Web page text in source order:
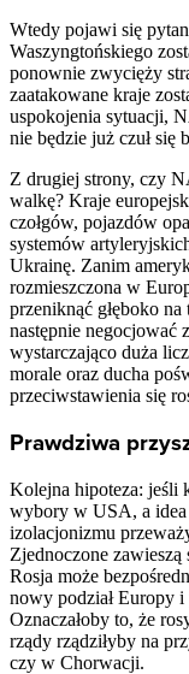
Wtedy pojawi się
Waszyngtońskiego
ponownie zwycięży
zaatakowane kraje
uspokojenia sytuacji,
nie będzie już czuł się
Z drugiej strony, czy
walkę? Kraje
czołgów, pojazdów
systemów
Ukrainę. Zanim
rozmieszczona w
przeniknąć głęboko
następnie negocjować
wystarczająco duża
morale oraz ducha
przeciwstawienia się
Prawdziwa
Kolejna hipoteza: jeśli
wybory w USA, a idea
izolacjonizmu
Zjednoczone
Rosja może
nowy podział Europy
Oznaczałoby to, że
rządy rządziłyby na
czy w Chorwacji.